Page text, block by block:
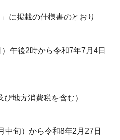
掲載の仕様書のとおり
午後2時から令和7年7月4日
地方消費税を含む）
旬）から令和8年2月27日